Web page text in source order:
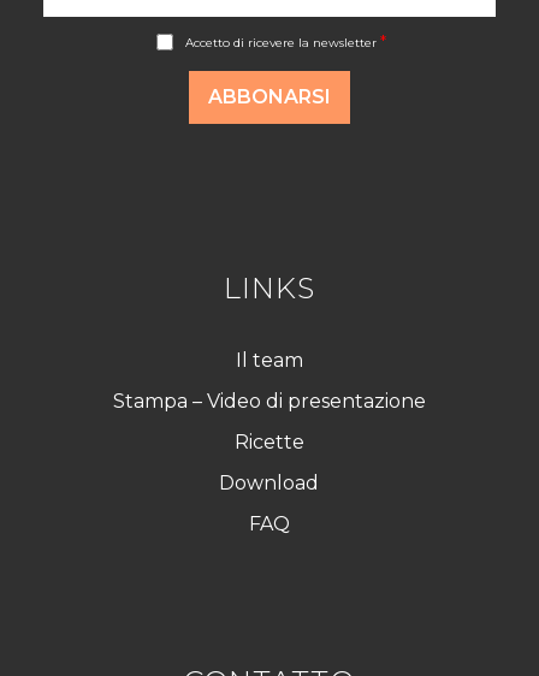
Accetto di ricevere la newsletter *
ABBONARSI
LINKS
Il team
Stampa – Video di presentazione
Ricette
Download
FAQ